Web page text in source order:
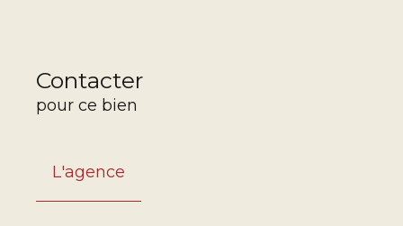
Contacter
pour ce bien
L'agence